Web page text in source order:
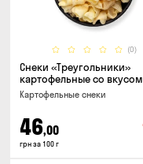
(0)
Снеки «Треугольники»
картофельные со вкусом
сметаны с луком
Картофельные снеки
46,00
грн за 100 г